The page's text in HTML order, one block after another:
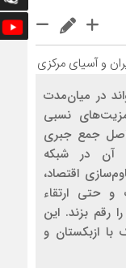
در میان‌مدت
نسبی
جمع جبری
آن در شبکه
اقتصاد،
و حتی ارتقاء
رقم بزند. این
با ازبکستان و